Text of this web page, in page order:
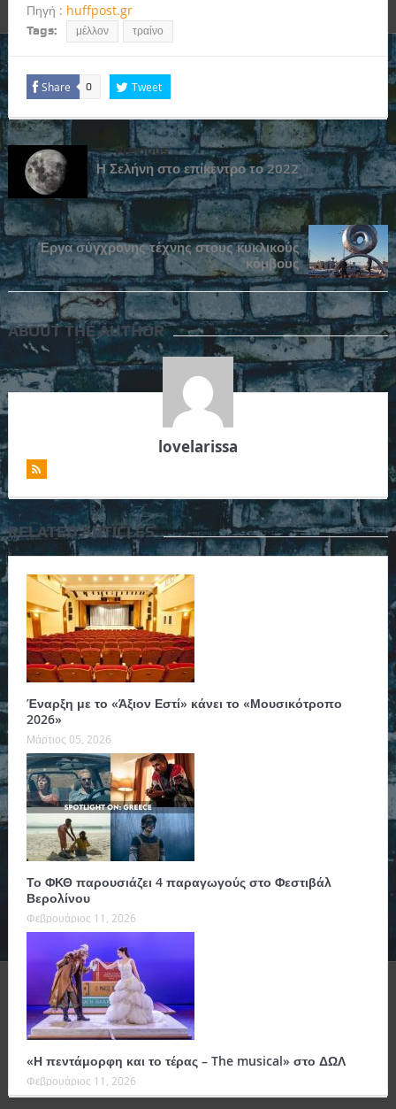
Πηγή : huffpost.gr
Tags: μέλλον τραίνο
Share 0 Tweet
Previous
Η Σελήνη στο επίκεντρο το 2022
Next
Έργα σύγχρονης τέχνης στους κυκλικούς
κόμβους
ABOUT THE AUTHOR
lovelarissa
RELATED ARTICLES
Έναρξη με το «Άξιον Εστί» κάνει το «Μουσικότροπο
2026»
Μάρτιος 05, 2026
Το ΦΚΘ παρουσιάζει 4 παραγωγούς στο Φεστιβάλ
Βερολίνου
Φεβρουάριος 11, 2026
«Η πεντάμορφη και το τέρας – The musical» στο ΔΩΛ
Φεβρουάριος 11, 2026